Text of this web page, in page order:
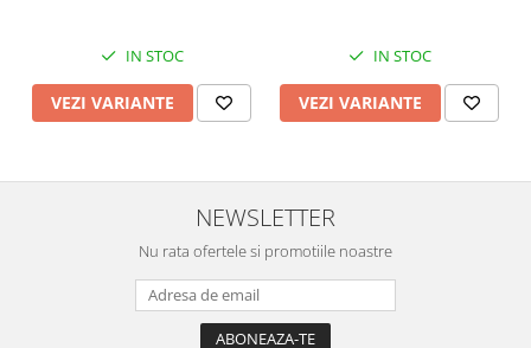
IN STOC
VEZI VARIANTE
IN STOC
VEZI VARIANTE
NEWSLETTER
Nu rata ofertele si promotiile noastre